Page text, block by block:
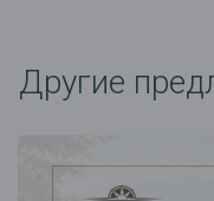
Другие